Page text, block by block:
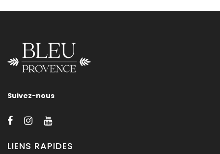
Suivez-nous
LIENS RAPIDES